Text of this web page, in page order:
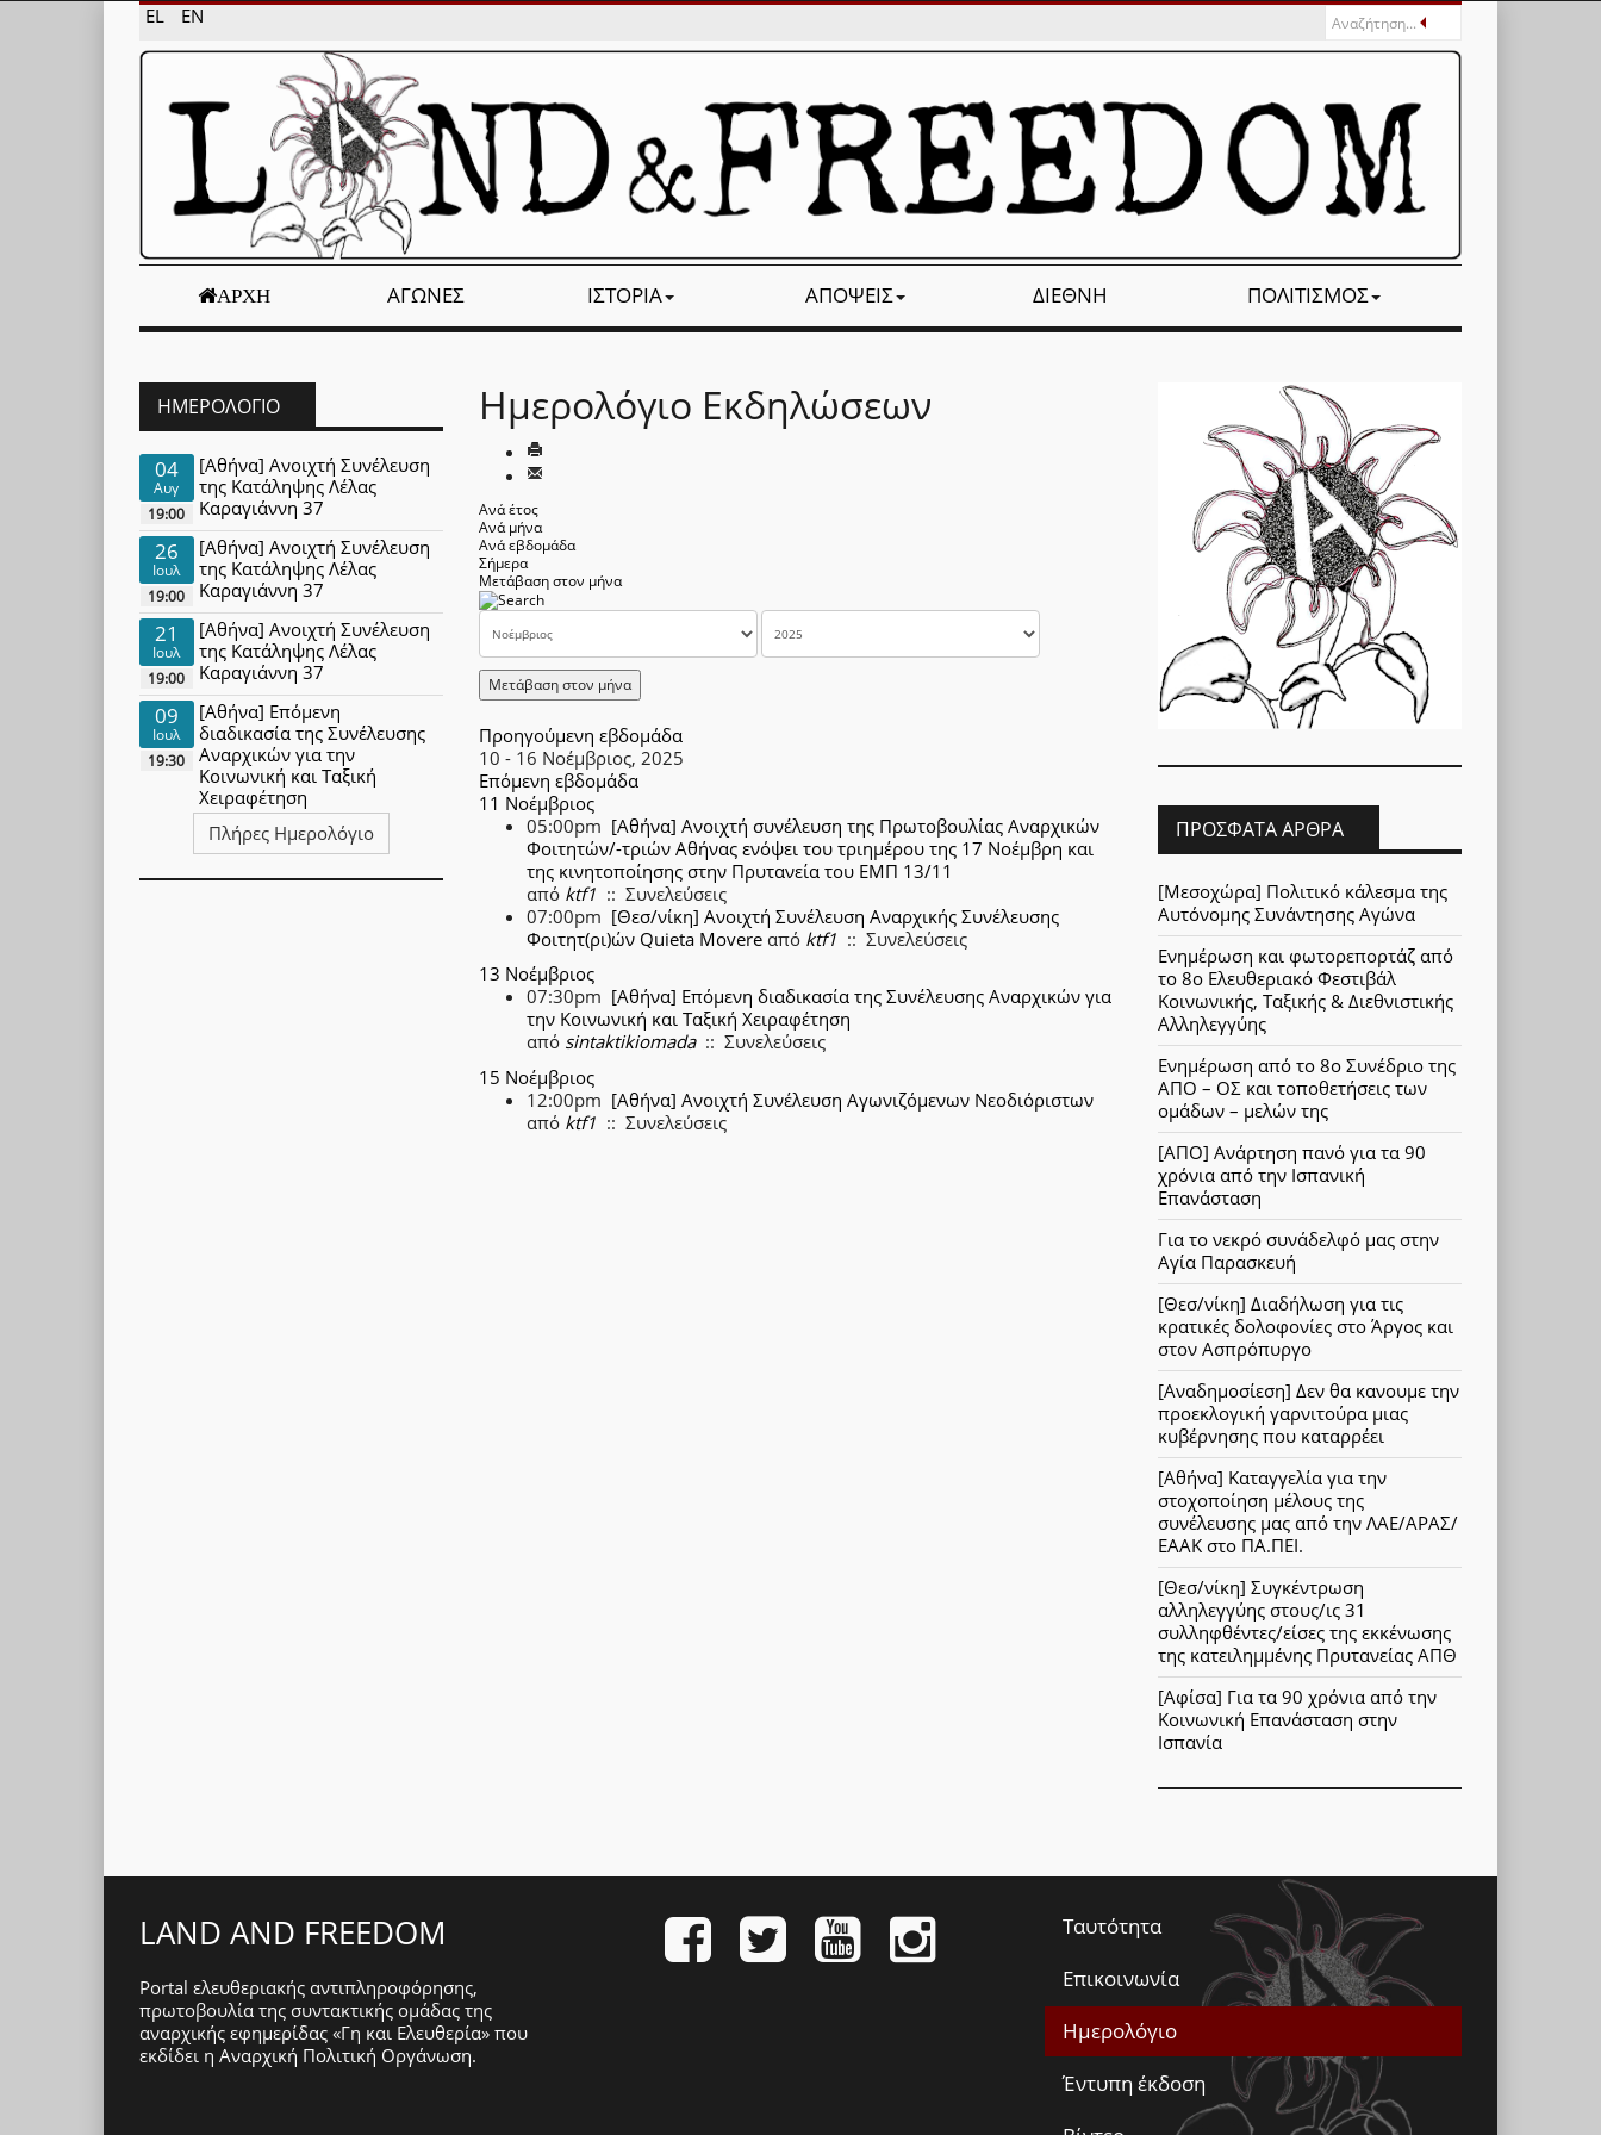
EL EN
ΑΡΧΉ ΑΓΏΝΕΣ ΙΣΤΟΡΊΑ ΑΠΌΨΕΙΣ ΔΙΕΘΝΉ ΠΟΛΙΤΙΣΜΌΣ
Ημερολόγιο Εκδηλώσεων
Ανά έτος
Ανά μήνα
Ανά εβδομάδα
Σήμερα
Μετάβαση στον μήνα
Μετάβαση στον μήνα
Προηγούμενη εβδομάδα
10 - 16 Νοέμβριος, 2025
Επόμενη εβδομάδα
11 Νοέμβριος
05:00pm [Αθήνα] Ανοιχτή συνέλευση της Πρωτοβουλίας Αναρχικών
Φοιτητών/-τριών Αθήνας ενόψει του τριημέρου της 17 Νοέμβρη και
της κινητοποίησης στην Πρυτανεία του ΕΜΠ 13/11
από ktf1 :: Συνελεύσεις
07:00pm [Θεσ/νίκη] Ανοιχτή Συνέλευση Αναρχικής Συνέλευσης
Φοιτητ(ρι)ών Quieta Movere από ktf1 :: Συνελεύσεις
13 Νοέμβριος
07:30pm [Αθήνα] Επόμενη διαδικασία της Συνέλευσης Αναρχικών για
την Κοινωνική και Ταξική Χειραφέτηση
από sintaktikiomada:: Συνελεύσεις
15 Νοέμβριος
12:00pm [Αθήνα] Ανοιχτή Συνέλευση Αγωνιζόμενων Νεοδιόριστων
από ktf1 :: Συνελεύσεις
ΗΜΕΡΟΛΌΓΙΟ
04
Αυγ
19:00
[Αθήνα] Ανοιχτή Συνέλευση
της Κατάληψης Λέλας
Καραγιάννη 37
26
Ιουλ
19:00
[Αθήνα] Ανοιχτή Συνέλευση
της Κατάληψης Λέλας
Καραγιάννη 37
21
Ιουλ
19:00
[Αθήνα] Ανοιχτή Συνέλευση
της Κατάληψης Λέλας
Καραγιάννη 37
09
Ιουλ
19:30
[Αθήνα] Επόμενη
διαδικασία της Συνέλευσης
Αναρχικών για την
Κοινωνική και Ταξική
Χειραφέτηση
Πλήρες Ημερολόγιο
ΠΡΌΣΦΑΤΑ ΆΡΘΡΑ
[Μεσοχώρα] Πολιτικό κάλεσμα της
Αυτόνομης Συνάντησης Αγώνα
Ενημέρωση και φωτορεπορτάζ από
το 8ο Ελευθεριακό Φεστιβάλ
Κοινωνικής, Ταξικής & Διεθνιστικής
Αλληλεγγύης
Ενημέρωση από το 8ο Συνέδριο της
ΑΠΟ – ΟΣ και τοποθετήσεις των
ομάδων – μελών της
[ΑΠΟ] Ανάρτηση πανό για τα 90
χρόνια από την Ισπανική
Επανάσταση
Για το νεκρό συνάδελφό μας στην
Αγία Παρασκευή
[Θεσ/νίκη] Διαδήλωση για τις
κρατικές δολοφονίες στο Άργος και
στον Ασπρόπυργο
[Αναδημοσίεση] Δεν θα κανουμε την
προεκλογική γαρνιτούρα μιας
κυβέρνησης που καταρρέει
[Αθήνα] Καταγγελία για την
στοχοποίηση μέλους της
συνέλευσης μας από την ΛΑΕ/ΑΡΑΣ/
ΕΑΑΚ στο ΠΑ.ΠΕΙ.
[Θεσ/νίκη] Συγκέντρωση
αλληλεγγύης στους/ις 31
συλληφθέντες/είσες της εκκένωσης
της κατειλημμένης Πρυτανείας ΑΠΘ
[Αφίσα] Για τα 90 χρόνια από την
Κοινωνική Επανάσταση στην
Ισπανία
LAND AND FREEDOM
Portal ελευθεριακής αντιπληροφόρησης,
πρωτοβουλία της συντακτικής ομάδας της
αναρχικής εφημερίδας «Γη και Ελευθερία» που
εκδίδει η Αναρχική Πολιτική Οργάνωση.
Ταυτότητα
Επικοινωνία
Ημερολόγιο
Έντυπη έκδοση